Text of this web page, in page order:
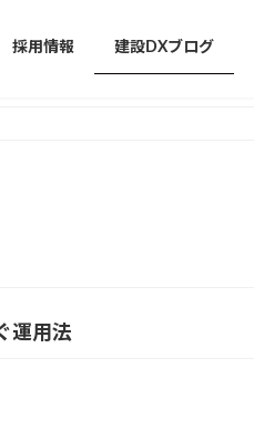
採用情報 建設DXブログ
運用法